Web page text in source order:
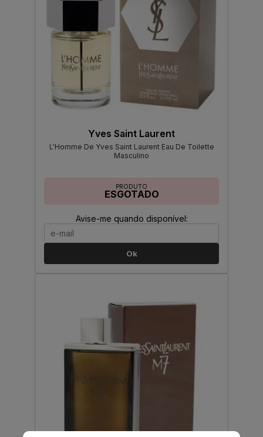
Yves Saint Laurent
L'Homme De Yves Saint Laurent Eau De Toilette
Masculino
PRODUTO
ESGOTADO
Avise-me quando disponível:
Ok